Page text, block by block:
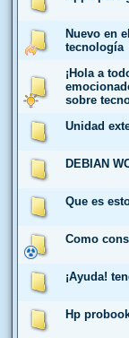
Nuevo en
tecnología
¡Hola a
sobre
Unidad
DEBIAN
Que es
Como
¡Ayuda!
Hp